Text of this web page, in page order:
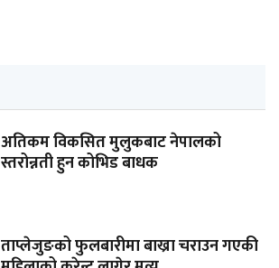
अतिकम विकसित मुलुकबाट नेपालको
स्तरोन्नती हुन कोभिड बाधक
ताप्लेजुङको फुलबारीमा बाख्रा चराउन गएकी